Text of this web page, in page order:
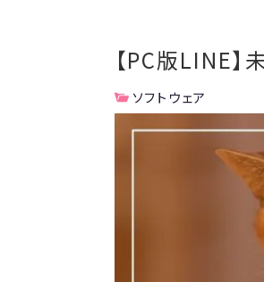
【PC版LINE
ソフトウェア